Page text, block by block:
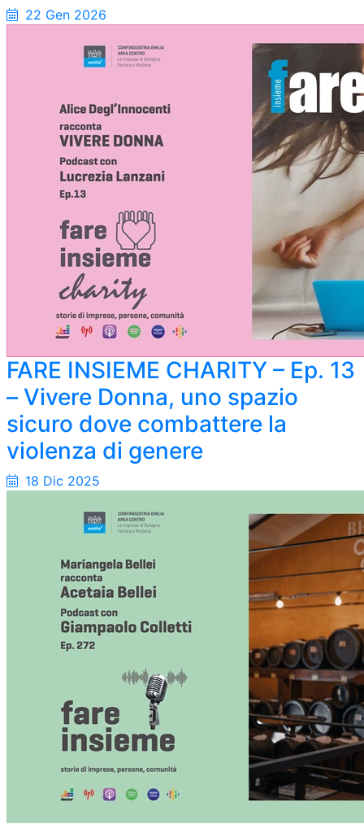
22 Gen 2026
FARE INSIEME CHARITY – Ep. 13
– Vivere Donna, uno spazio
sicuro dove combattere la
violenza di genere
18 Dic 2025